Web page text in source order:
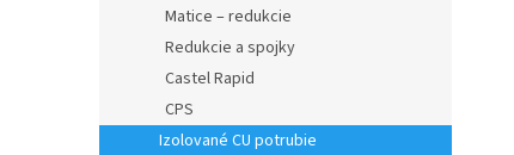
Matice – redukcie
Redukcie a spojky
Castel Rapid
CPS
Izolované CU potrubie